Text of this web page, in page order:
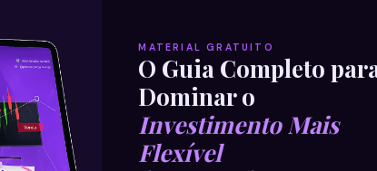
MATERIAL GRATUITO
O Guia Completo
Dominar o
Investimento Mais
Flexível